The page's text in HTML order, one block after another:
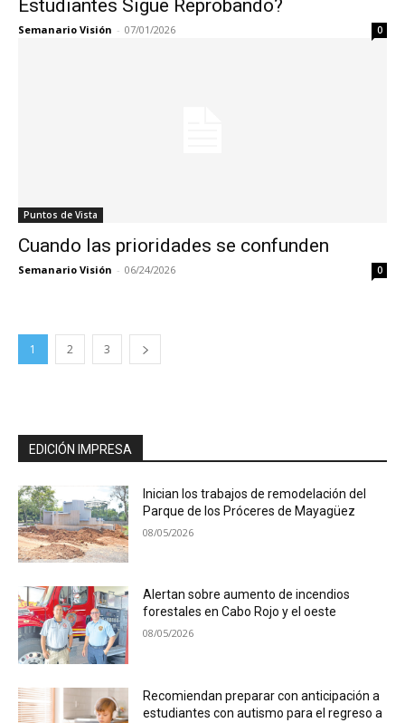
Estudiantes Sigue Reprobando?
Semanario Visión - 07/01/2026 0
Puntos de Vista
Cuando las prioridades se confunden
Semanario Visión - 06/24/2026 0
1 2 3
EDICIÓN IMPRESA
Inician los trabajos de remodelación del
Parque de los Próceres de Mayagüez
08/05/2026
Alertan sobre aumento de incendios
forestales en Cabo Rojo y el oeste
08/05/2026
Recomiendan preparar con anticipación a
estudiantes con autismo para el regreso a